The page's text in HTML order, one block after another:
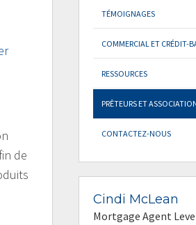
de
TÉMOIGNAGES
COMMERCIAL ET CRÉDIT-
RESSOURCES
PRÊTEURS ET
CONTACTEZ-NOUS
Cindi McLean
Mortgage Agent